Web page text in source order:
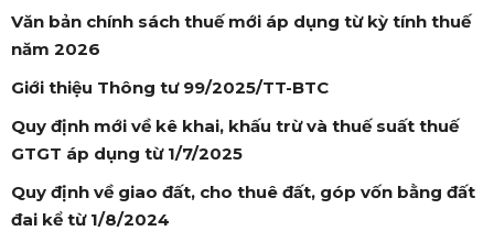
Văn bản chính sách thuế mới áp dụng từ kỳ tính thuế
năm 2026
Giới thiệu Thông tư 99/2025/TT-BTC
Quy định mới về kê khai, khấu trừ và thuế suất thuế
GTGT áp dụng từ 1/7/2025
Quy định về giao đất, cho thuê đất, góp vốn bằng đất
đai kể từ 1/8/2024